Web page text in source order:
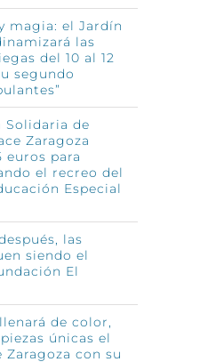
magia: el Jardín
las
del 10 al 12
segundo
Solidaria de
Zaragoza
euros para
el recreo del
Especial
las
siendo el
El
de color,
únicas el
Zaragoza con su